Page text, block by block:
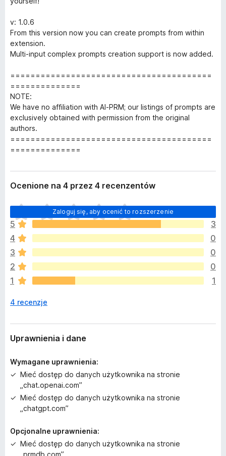
v: 1.0.6
From this version now you can create prompts from within
extension.
Multi-input complex prompts creation support is now added.
========================================
==============
NOTE:
We have no affiliation with AI-PRM; our listings of prompts are
exclusively obtained with permission from the original
authors.
========================================
==============
Ocenione na 4 przez 4 recenzentów
Zaloguj się, aby ocenić to rozszerzenie
N
i
e
m
a
e
s
c
e
o
e
5
3
4
0
3
0
2
0
1
1
4 recenzje
Uprawnienia i dane
Wymagane uprawnienia:
Mieć dostęp do danych użytkownika na stronie
„chat.openai.com”
Mieć dostęp do danych użytkownika na stronie
„chatgpt.com”
Opcjonalne uprawnienia:
Mieć dostęp do danych użytkownika na stronie
„prmdb.com”